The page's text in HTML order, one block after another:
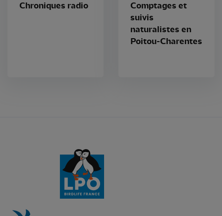
Chroniques radio
Comptages et
suivis
naturalistes en
Poitou-Charentes